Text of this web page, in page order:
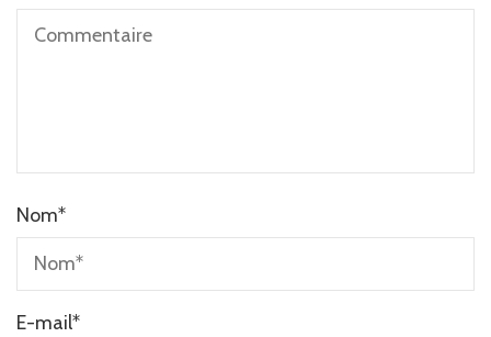
Nom*
E-mail*